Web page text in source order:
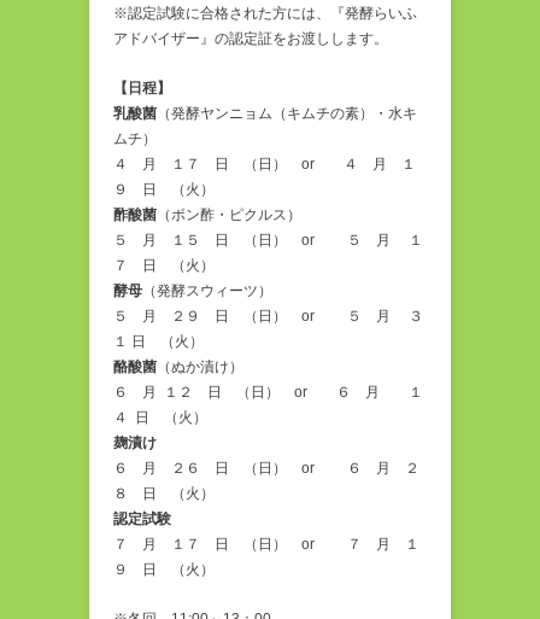
※認定試験に合格された方には、『発酵らいふ
アドバイザー』の認定証をお渡しします。
【日程】
乳酸菌 （発酵ヤンニョム（キムチの素）・水キ
ムチ）
４ 月 １７ 日 （日） or ４ 月 １
９ 日 （火）
酢酸菌 （ポン酢・ピクルス）
５ 月 １５ 日 （日） or ５ 月 １
７ 日 （火）
酵母 （発酵スウィーツ）
５ 月 ２９ 日 （日） or ５ 月 ３
１ 日 （火）
酪酸菌 （ぬか漬け）
６ 月 １２ 日 （日） or ６ 月 １
４ 日 （火）
麹漬け
６ 月 ２６ 日 （日） or ６ 月 ２
８ 日 （火）
認定試験
７ 月 １７ 日 （日） or ７ 月 １
９ 日 （火）